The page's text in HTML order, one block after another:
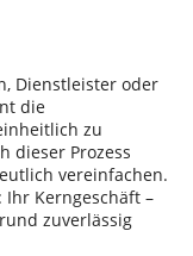
Dienstleister oder
die
zu
dieser Prozess
vereinfachen.
Kerngeschäft –
zuverlässig